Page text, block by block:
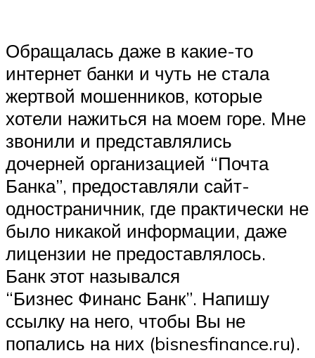
Обращалась даже в какие-то
интернет банки и чуть не стала
жертвой мошенников, которые
хотели нажиться на моем горе. Мне
звонили и представлялись
дочерней организацией “Почта
Банка”, предоставляли сайт-
одностраничник, где практически не
было никакой информации, даже
лицензии не предоставлялось.
Банк этот назывался
“Бизнес Финанс Банк”. Напишу
ссылку на него, чтобы Вы не
попались на них (bisnesfinance.ru).